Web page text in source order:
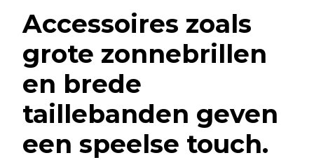
Accessoires zoals
grote zonnebrillen
en brede
taillebanden geven
een speelse touch.